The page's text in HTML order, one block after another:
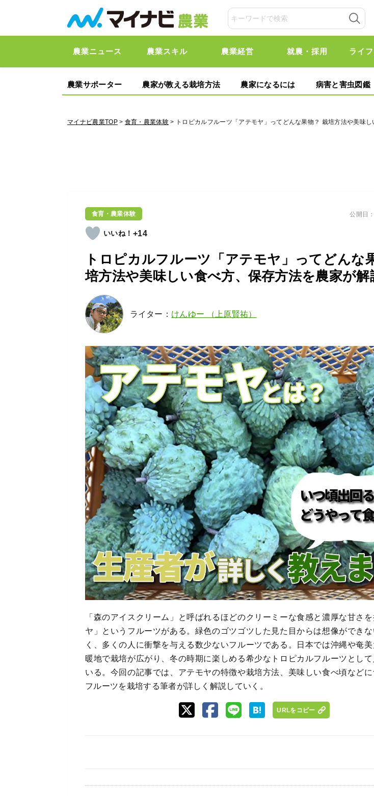
農業ニュース 農業スキル 農業経営 就農・採用 ライ
農業サポーター 農家が教える栽培方法 農家になるには 病害と害虫図鑑
マイナビ農業TOP> 食育・農業体験 > トロピカルフルーツ「アテモヤ」ってどんな果物？ 栽培方法や美味
食育・農業体験
+14
トロピカルフルーツ「アテモヤ」ってどんな
培方法や美味しい食べ方、保存方法を農家が解
ライター： けんゆー （上原賢祐）
公開日
「森のアイスクリーム」と呼ばれるほどのクリーミーな食感と濃厚な甘さ
ヤ」というフルーツがある。緑色のゴツゴツした見た目からは想像ができ
く、多くの人に衝撃を与える数少ないフルーツである。日本では沖縄や奄
暖地で栽培が広がり、冬の時期に楽しめる希少なトロピカルフルーツとし
いる。今回の記事では、アテモヤの特徴や栽培方法、美味しい食べ頃などに
フルーツを栽培する筆者が詳しく解説していく。
URLをコピー